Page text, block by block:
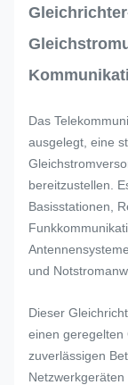
Das
ausgelegt, eine
bereitzustellen.
Basisstationen,
und
Dieser
einen geregelten
zuverlässigen